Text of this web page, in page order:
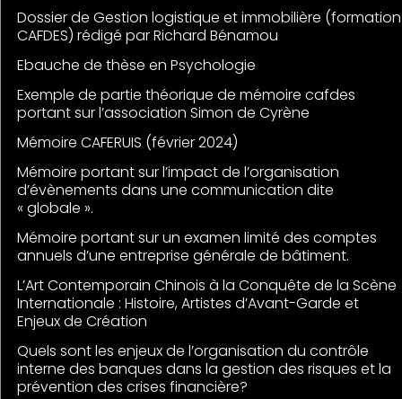
Dossier de Gestion logistique et immobilière (formation
CAFDES) rédigé par Richard Bénamou
Ebauche de thèse en Psychologie
Exemple de partie théorique de mémoire cafdes
portant sur l’association Simon de Cyrène
Mémoire CAFERUIS (février 2024)
Mémoire portant sur l’impact de l’organisation
d’évènements dans une communication dite
« globale ».
Mémoire portant sur un examen limité des comptes
annuels d’une entreprise générale de bâtiment.
L’Art Contemporain Chinois à la Conquête de la Scène
Internationale : Histoire, Artistes d’Avant-Garde et
Enjeux de Création
Quels sont les enjeux de l’organisation du contrôle
interne des banques dans la gestion des risques et la
prévention des crises financière?